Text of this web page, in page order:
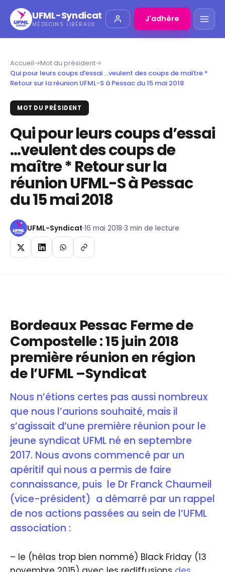
UFML-Syndicat
MÉDECINS LIBÉRAUX
J'adhère
Accueil→Mot du président→
Qui pour leurs coups d’essai …veulent des coups de maître *
Retour sur la réunion UFML-S à Pessac du 15 mai 2018
MOT DU PRÉSIDENT
Qui pour leurs coups d’essai
…veulent des coups de
maître * Retour sur la
réunion UFML-S à Pessac
du 15 mai 2018
UFML-Syndicat 16 mai 2018 3 min de lecture
Bordeaux Pessac Ferme de
Compostelle : 15 juin 2018
première réunion en région
de l’UFML –Syndicat
Nous n’étions certes pas aussi nombreux
que nous l’aurions souhaité, mais il
s’agissait d’une première réunion pour le
jeune syndicat UFML né en septembre
2017. Nous avons commencé par un
apéritif qui nous a permis de faire
connaissance, puis le Dr Franck Chaumeil
(vice-président) a démarré par un rappel
de nos actions passées au sein de l’UFML
association :
– le (hélas trop bien nommé) Black Friday (13